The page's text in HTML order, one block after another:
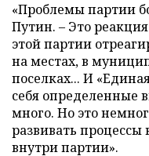
«Проблемы партии
Путин. – Это
этой партии
на местах, в
поселках... И
себя определенные
много. Но это
развивать
внутри партии».